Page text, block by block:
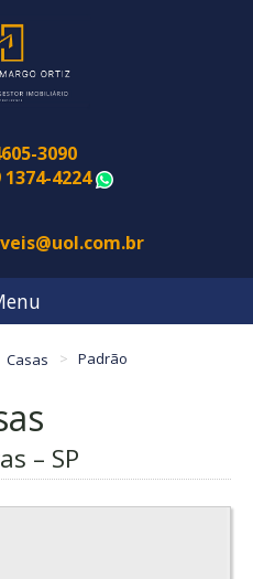
3090
1374-4224
Casas Padrão
– SP